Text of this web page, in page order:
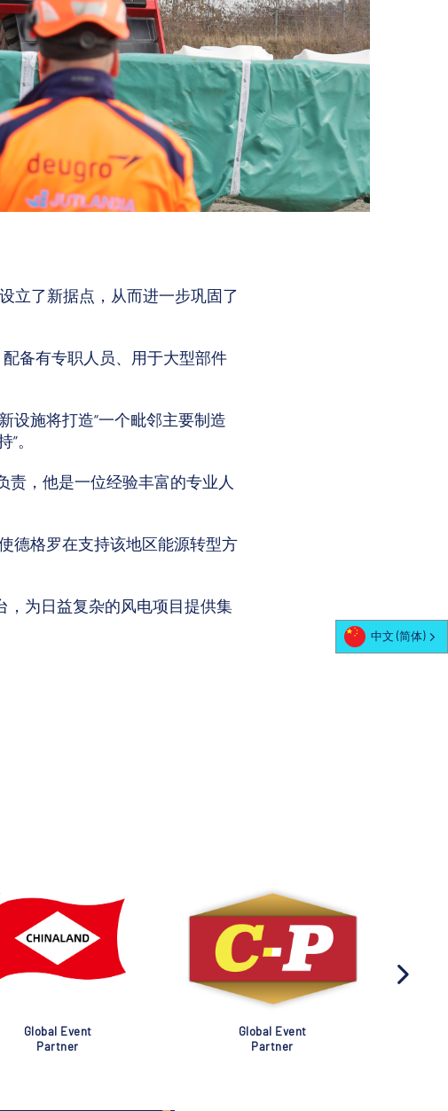
立了新据点，从而进一步巩固了
备有专职人员、用于大型部件
设施将打造“一个毗邻主要制造
。
责，他是一位经验丰富的专业人
德格罗在支持该地区能源转型方
，为日益复杂的风电项目提供集
Global Event
Partner
Global Event
Partner
中文 (简体)